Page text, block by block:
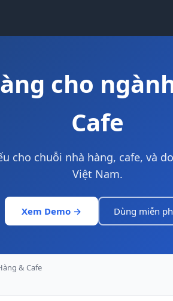
cho
Cafe
cho chuỗi nhà hàng, cafe, và
Việt Nam.
Xem Demo → Dùng miễn
& Cafe